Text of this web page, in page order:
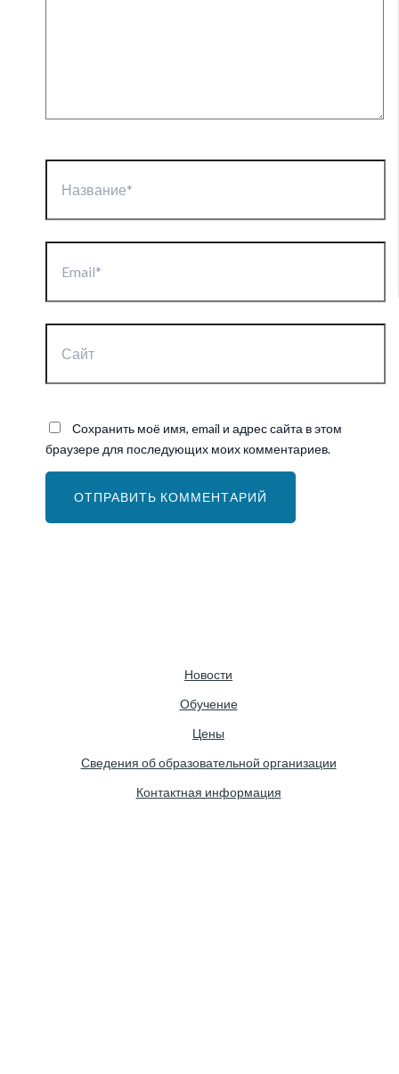
Сохранить моё имя, email и адрес сайта в этом
браузере для последующих моих комментариев.
Новости
Обучение
Цены
Сведения об образовательной организации
Контактная информация